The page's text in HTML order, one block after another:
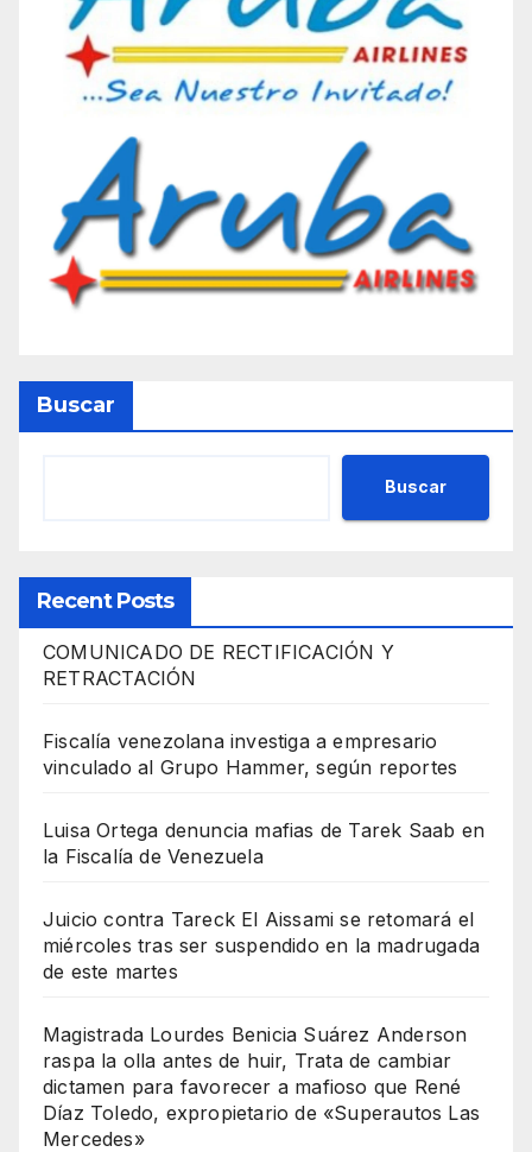
Buscar
Buscar
Recent Posts
COMUNICADO DE RECTIFICACIÓN Y
RETRACTACIÓN
Fiscalía venezolana investiga a empresario
vinculado al Grupo Hammer, según reportes
Luisa Ortega denuncia mafias de Tarek Saab en
la Fiscalía de Venezuela
Juicio contra Tareck El Aissami se retomará el
miércoles tras ser suspendido en la madrugada
de este martes
Magistrada Lourdes Benicia Suárez Anderson
raspa la olla antes de huir, Trata de cambiar
dictamen para favorecer a mafioso que René
Díaz Toledo, expropietario de «Superautos Las
Mercedes»